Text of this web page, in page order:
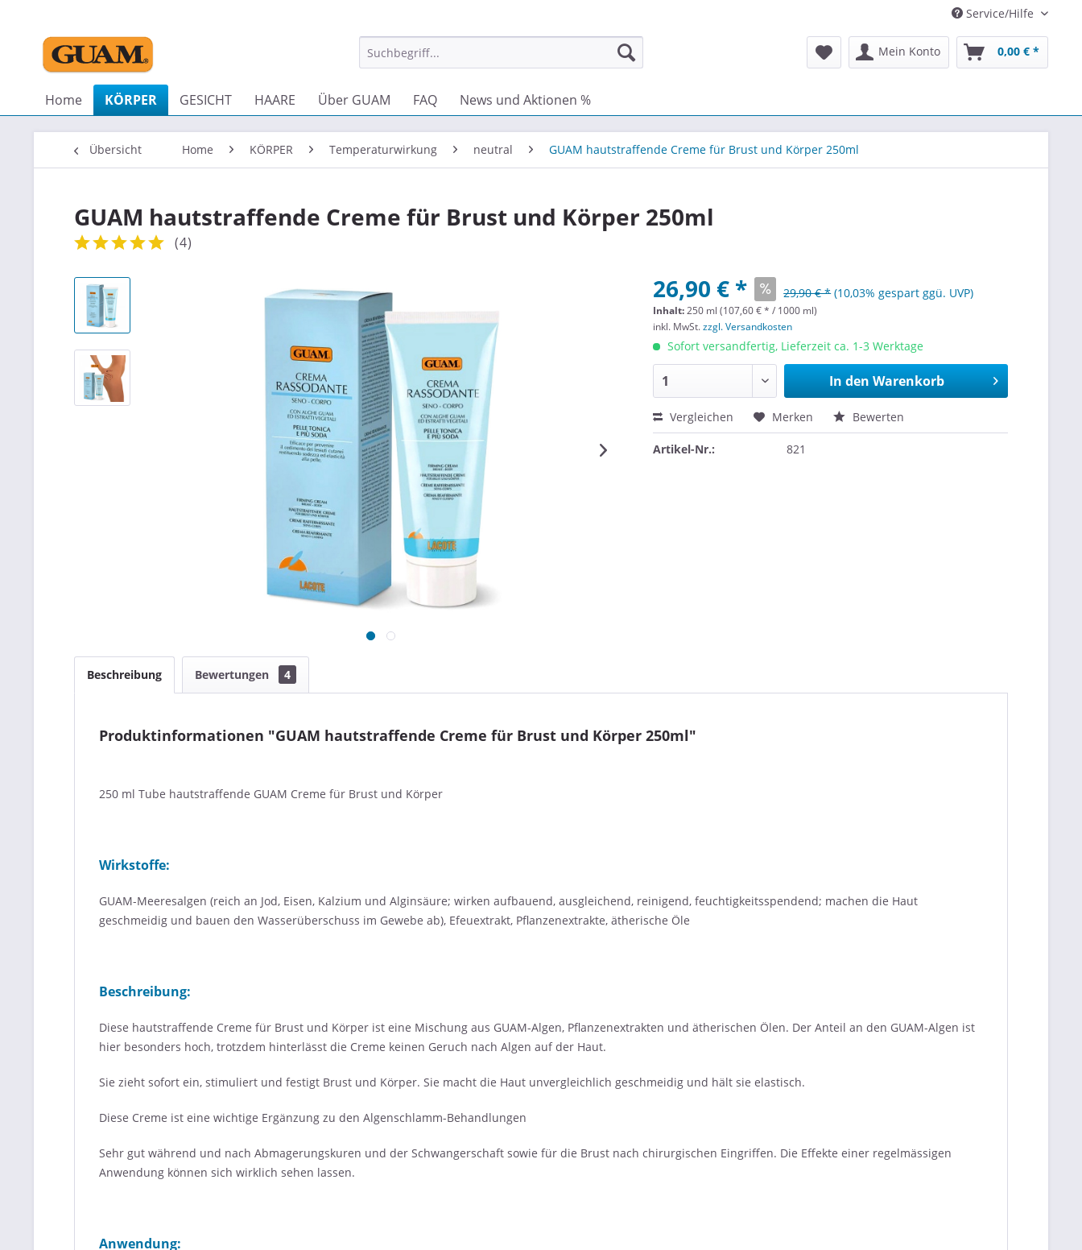
Service/Hilfe
Mein Konto 0,00 € *
Home KÖRPER GESICHT HAARE Über GUAM FAQ News und Aktionen %
Übersicht Home KÖRPER Temperaturwirkung neutral GUAM hautstraffende Creme für Brust und Körper 250ml
GUAM hautstraffende Creme für Brust und Körper 250ml
(4)
26,90 € * 29,90 € * (10,03% gespart ggü. UVP)
Inhalt:250 ml (107,60 € * / 1000 ml)
inkl. MwSt.zzgl. Versandkosten
Sofort versandfertig, Lieferzeit ca. 1-3 Werktage
In den Warenkorb
Vergleichen Merken Bewerten
Artikel-Nr.: 821
Beschreibung Bewertungen 4
Produktinformationen "GUAM hautstraffende Creme für Brust und Körper 250ml"
250 ml Tube hautstraffende GUAM Creme für Brust und Körper
Wirkstoffe:
GUAM-Meeresalgen (reich an Jod, Eisen, Kalzium und Alginsäure; wirken aufbauend, ausgleichend, reinigend, feuchtigkeitsspendend; machen die Haut
geschmeidig und bauen den Wasserüberschuss im Gewebe ab), Efeuextrakt, Pflanzenextrakte, ätherische Öle
Beschreibung:
Diese hautstraffende Creme für Brust und Körper ist eine Mischung aus GUAM-Algen, Pflanzenextrakten und ätherischen Ölen. Der Anteil an den GUAM-Algen ist
hier besonders hoch, trotzdem hinterlässt die Creme keinen Geruch nach Algen auf der Haut.
Sie zieht sofort ein, stimuliert und festigt Brust und Körper. Sie macht die Haut unvergleichlich geschmeidig und hält sie elastisch.
Diese Creme ist eine wichtige Ergänzung zu den Algenschlamm-Behandlungen
Sehr gut während und nach Abmagerungskuren und der Schwangerschaft sowie für die Brust nach chirurgischen Eingriffen. Die Effekte einer regelmässigen
Anwendung können sich wirklich sehen lassen.
Anwendung: